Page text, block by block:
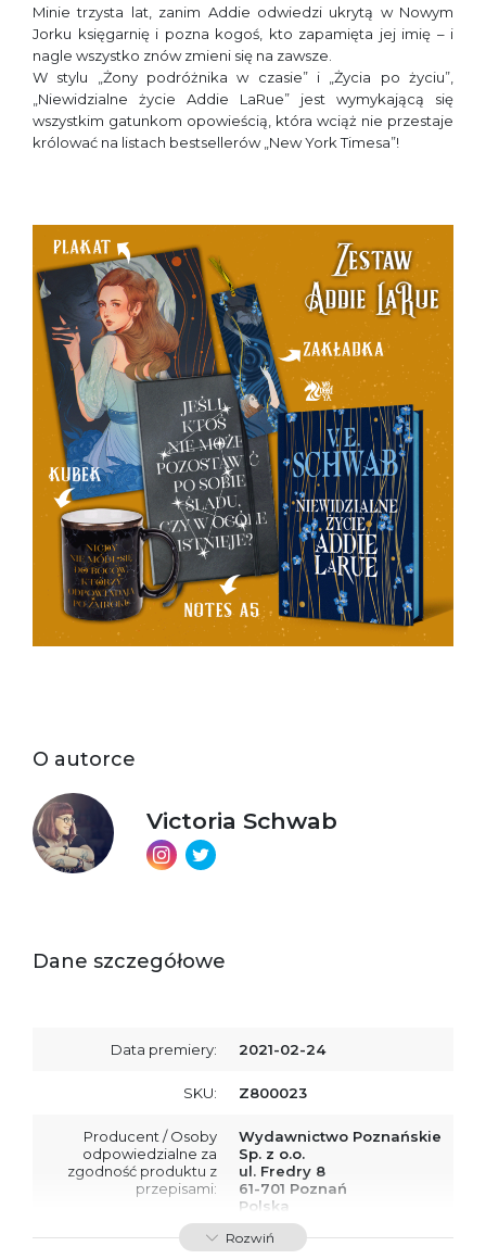
Minie trzysta lat, zanim Addie odwiedzi ukrytą w Nowym
Jorku księgarnię i pozna kogoś, kto zapamięta jej imię – i
nagle wszystko znów zmieni się na zawsze.
W stylu „Żony podróżnika w czasie” i „Życia po życiu”,
„Niewidzialne życie Addie LaRue” jest wymykającą się
wszystkim gatunkom opowieścią, która wciąż nie przestaje
królować na listach bestsellerów „New York Timesa”!
O autorce
Victoria Schwab
Dane szczegółowe
Data premiery: 2021-02-24
SKU: Z800023
Producent / Osoby
odpowiedzialne za
zgodność produktu z
przepisami:
Wydawnictwo Poznańskie
Sp. z o.o.
ul. Fredry 8
61-701 Poznań
Polska
kontakt@wydajenamsie.pl
+48 61 623 38 38
Rozwiń